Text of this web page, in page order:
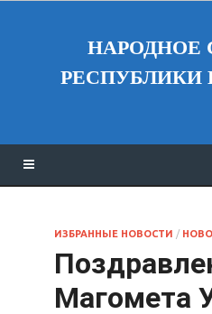
НАРОДНОЕ
ИЗБРАННЫЕ НОВОСТИ /
Магомета